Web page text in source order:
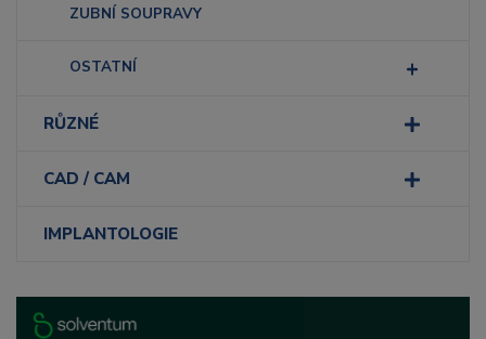
ZUBNÍ SOUPRAVY
OSTATNÍ
RŮZNÉ
CAD / CAM
IMPLANTOLOGIE